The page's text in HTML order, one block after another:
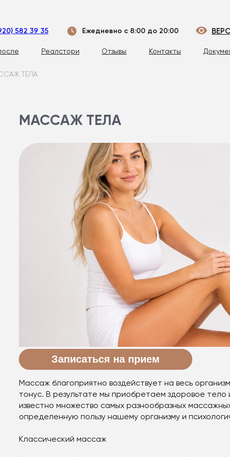
582 39 35 Ежедневно с 8:00 до 20:00
Реалстори Отзывы Контакты
ТЕЛА
МАССАЖ ТЕЛА
Записаться на прием
Массаж благоприятно воздействует на весь
тонус. В результате мы приобретаем здоровое
известно множество самых разнообразных
определенную пользу нашему организму и
Классический массаж